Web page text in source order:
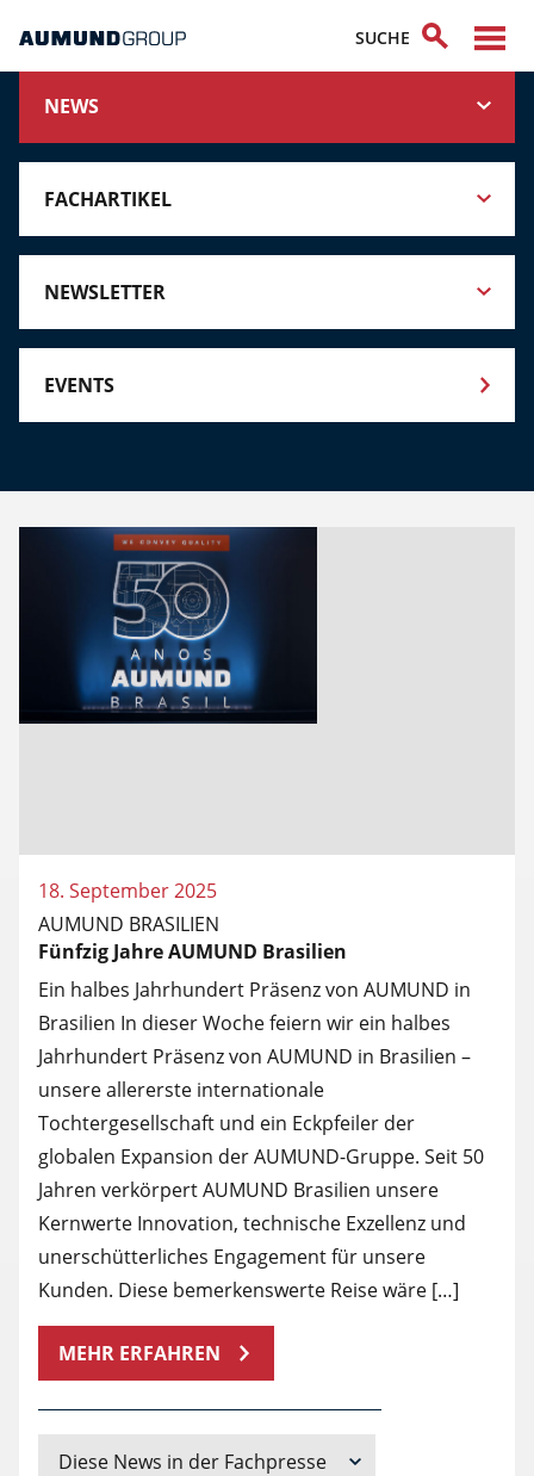
NEWS
FACHARTIKEL
NEWSLETTER
EVENTS
18. September 2025
AUMUND BRASILIEN
Fünfzig Jahre AUMUND Brasilien
Ein halbes Jahrhundert Präsenz von AUMUND in
Brasilien In dieser Woche feiern wir ein halbes
Jahrhundert Präsenz von AUMUND in Brasilien –
unsere allererste internationale
Tochtergesellschaft und ein Eckpfeiler der
globalen Expansion der AUMUND-Gruppe. Seit 50
Jahren verkörpert AUMUND Brasilien unsere
Kernwerte Innovation, technische Exzellenz und
unerschütterliches Engagement für unsere
Kunden. Diese bemerkenswerte Reise wäre […]
MEHR ERFAHREN
Diese News in der Fachpresse